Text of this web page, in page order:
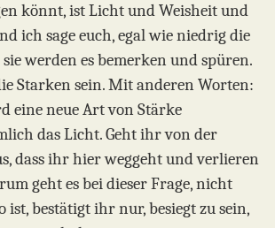
könnt, ist Licht und Weisheit und
ich sage euch, egal wie niedrig die
werden es bemerken und spüren.
Starken sein. Mit anderen Worten:
eine neue Art von Stärke
das Licht. Geht ihr von der
dass ihr hier weggeht und verlieren
geht es bei dieser Frage, nicht
ist, bestätigt ihr nur, besiegt zu sein,